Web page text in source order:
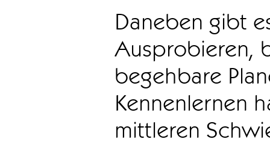
Daneben gibt
Ausprobieren,
begehbare
Kennenlernen
mittleren